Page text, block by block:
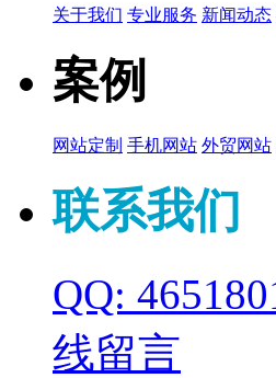
关于我们 专业服务 新闻动态
案例
网站定制 手机网站 外贸网站
联系我们
QQ:
线留言